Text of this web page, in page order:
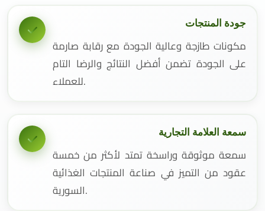
جودة المنتجات
مكونات طازجة وعالية الجودة مع رقابة صارمة
على الجودة تضمن أفضل النتائج والرضا التام
للعملاء.
سمعة العلامة التجارية
سمعة موثوقة وراسخة تمتد لأكثر من خمسة
عقود من التميز في صناعة المنتجات الغذائية
السورية.